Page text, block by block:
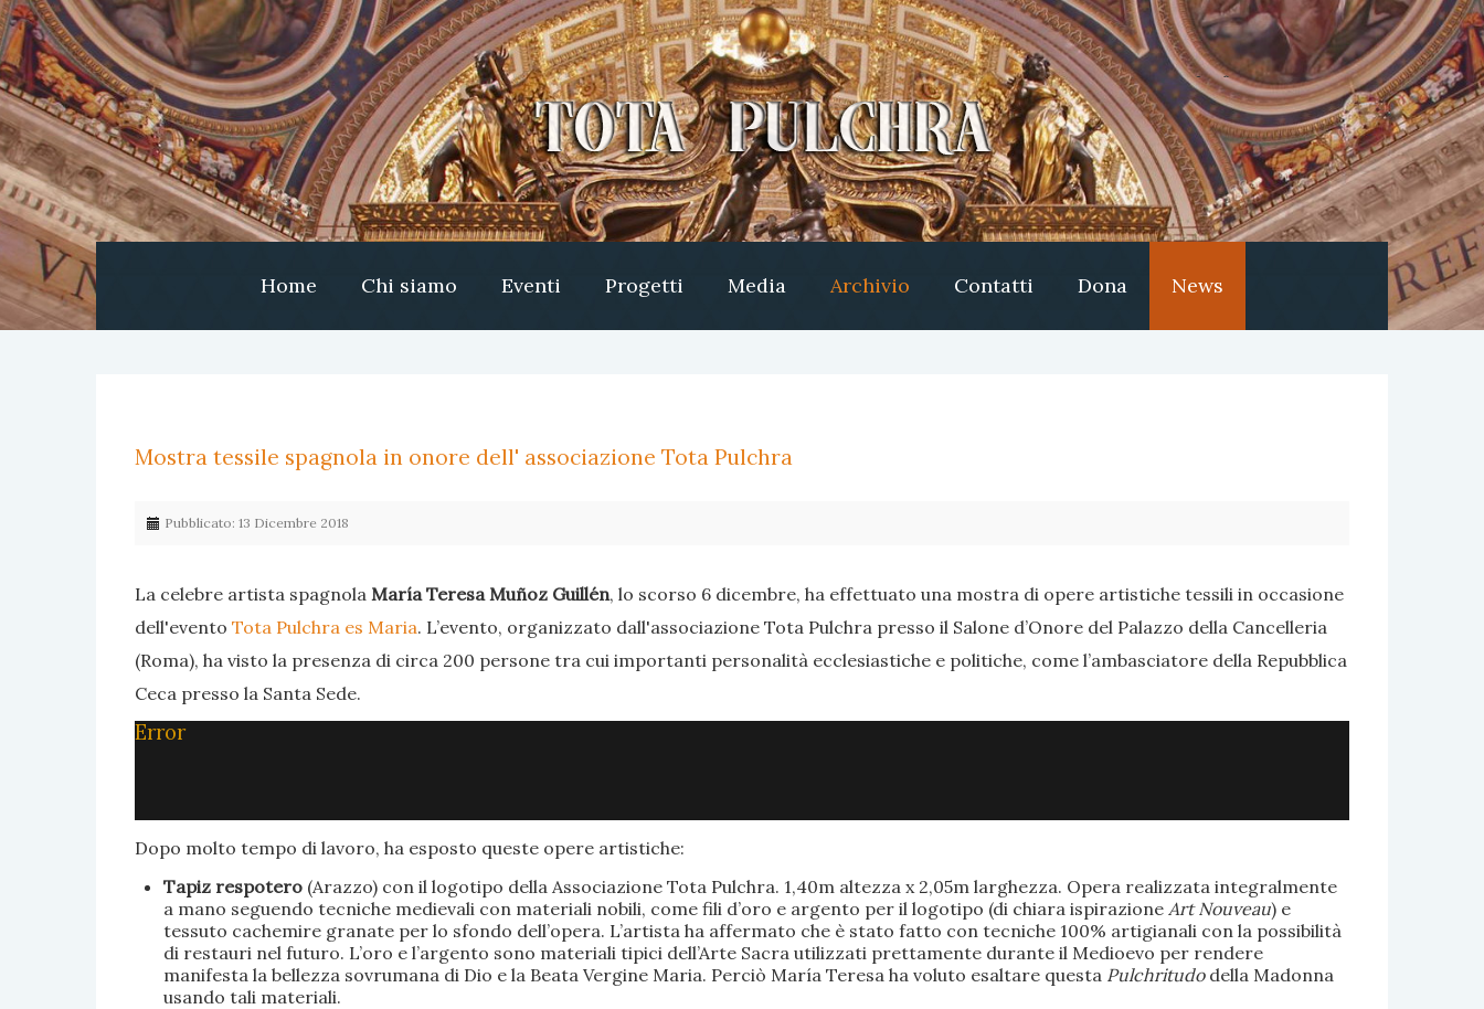
Home Chi siamo Eventi Progetti Media Archivio Contatti Dona News
Mostra tessile spagnola in onore dell' associazione Tota Pulchra
Pubblicato: 13 Dicembre 2018
La celebre artista spagnola María Teresa Muñoz Guillén, lo scorso 6 dicembre, ha effettuato una mostra di opere artistiche tessili in occasione
dell'evento Tota Pulchra es Maria. L’evento, organizzato dall'associazione Tota Pulchra presso il Salone d’Onore del Palazzo della Cancelleria
(Roma), ha visto la presenza di circa 200 persone tra cui importanti personalità ecclesiastiche e politiche, come l’ambasciatore della Repubblica
Ceca presso la Santa Sede.
Error
Dopo molto tempo di lavoro, ha esposto queste opere artistiche:
Tapiz respotero(Arazzo) con il logotipo della Associazione Tota Pulchra. 1,40m altezza x 2,05m larghezza. Opera realizzata integralmente
a mano seguendo tecniche medievali con materiali nobili, come fili d’oro e argento per il logotipo (di chiara ispirazione Art Nouveau) e
tessuto cachemire granate per lo sfondo dell’opera. L’artista ha affermato che è stato fatto con tecniche 100% artigianali con la possibilità
di restauri nel futuro. L’oro e l’argento sono materiali tipici dell’Arte Sacra utilizzati prettamente durante il Medioevo per rendere
manifesta la bellezza sovrumana di Dio e la Beata Vergine Maria. Perciò María Teresa ha voluto esaltare questa Pulchritudo della Madonna
usando tali materiali.